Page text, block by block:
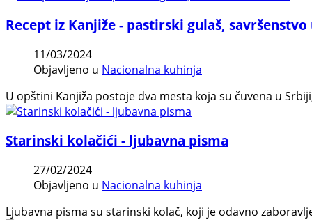
Recept iz Kanjiže - pastirski gulaš, savršenstvo
11/03/2024
Objavljeno u Nacionalna kuhinja
U opštini Kanjiža postoje dva mesta koja su čuvena u
Starinski kolačići - ljubavna pisma
27/02/2024
Objavljeno u Nacionalna kuhinja
Ljubavna pisma su starinski kolač, koji je odavno